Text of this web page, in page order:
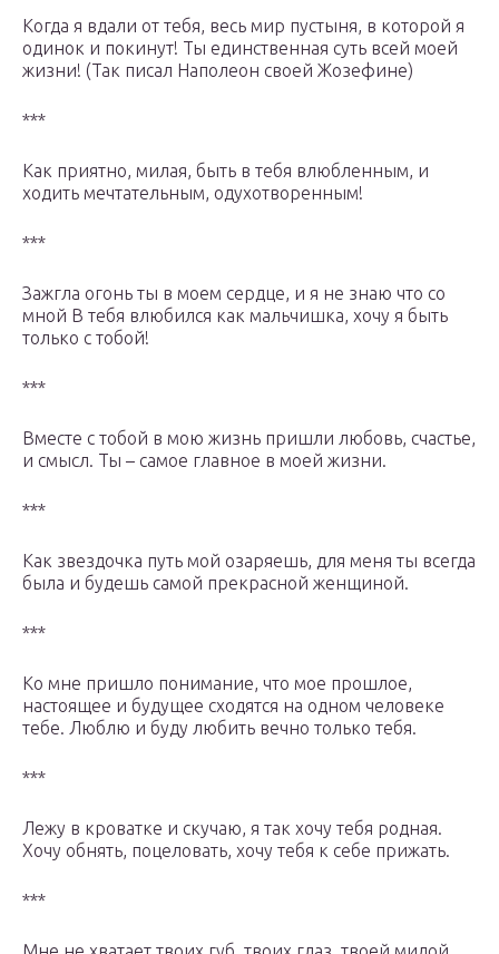
Когда я вдали от тебя, весь мир пустыня, в которой я
одинок и покинут! Ты единственная суть всей моей
жизни! (Так писал Наполеон своей Жозефине)
***
Как приятно, милая, быть в тебя влюбленным, и
ходить мечтательным, одухотворенным!
***
Зажгла огонь ты в моем сердце, и я не знаю что со
мной В тебя влюбился как мальчишка, хочу я быть
только с тобой!
***
Вместе с тобой в мою жизнь пришли любовь, счастье,
и смысл. Ты – самое главное в моей жизни.
***
Как звездочка путь мой озаряешь, для меня ты всегда
была и будешь самой прекрасной женщиной.
***
Ко мне пришло понимание, что мое прошлое,
настоящее и будущее сходятся на одном человеке
тебе. Люблю и буду любить вечно только тебя.
***
Лежу в кроватке и скучаю, я так хочу тебя родная.
Хочу обнять, поцеловать, хочу тебя к себе прижать.
***